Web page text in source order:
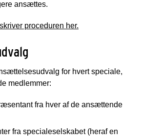
ansættes.
proceduren her.
for hvert speciale,
medlemmer:
fra hver af de ansættende
fra specialeselskabet (heraf en